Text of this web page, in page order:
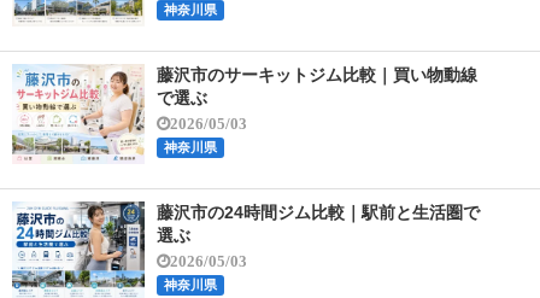
神奈川県
藤沢市のサーキットジム比較｜買い物動線
で選ぶ
2026/05/03
神奈川県
藤沢市の24時間ジム比較｜駅前と生活圏で
選ぶ
2026/05/03
神奈川県